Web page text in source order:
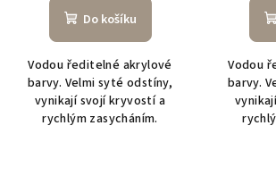
Do košíku
Vodou ředitelné akrylové
barvy. Velmi syté odstíny,
vynikají svojí kryvostí a
rychlým zasycháním.
Vodou
barvy.